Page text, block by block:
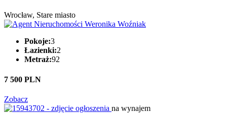
Wrocław, Stare miasto
Pokoje:3
Łazienki:2
Metraż:92
7 500 PLN
Zobacz
na wynajem